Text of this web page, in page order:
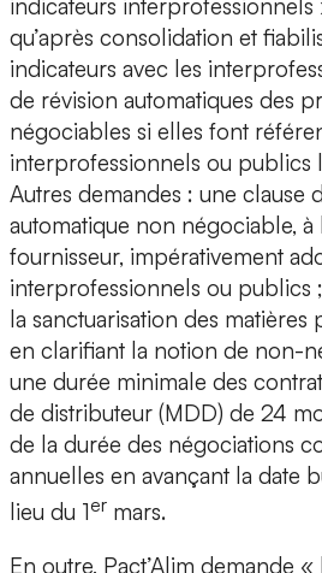
indicateurs interprofessionnels
qu’après consolidation et
indicateurs avec les
de révision automatiques des
négociables si elles font
interprofessionnels ou publics
Autres demandes : une clause
automatique non négociable, à
fournisseur, impérativement
interprofessionnels ou publics
la sanctuarisation des matières
en clarifiant la notion de non-
une durée minimale des
de distributeur (MDD) de 24
de la durée des négociations
annuelles en avançant la date
lieu du 1er mars.
En outre, Pact’Alim demande